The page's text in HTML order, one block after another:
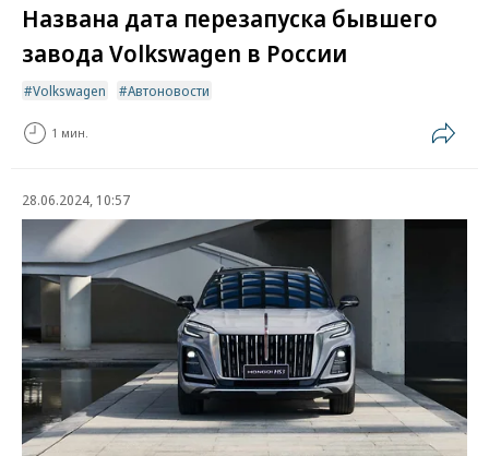
Названа дата перезапуска бывшего
завода Volkswagen в России
Volkswagen Автоновости
1 мин.
28.06.2024, 10:57